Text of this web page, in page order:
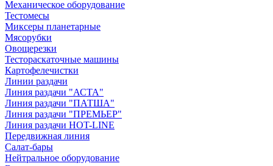
Механическое оборудование
Тестомесы
Миксеры планетарные
Мясорубки
Овощерезки
Тестораскаточные машины
Картофелечистки
Линии раздачи
Линия раздачи "АСТА"
Линия раздачи "ПАТША"
Линия раздачи "ПРЕМЬЕР"
Линия раздачи HOT-LINE
Передвижная линия
Салат-бары
Нейтральное оборудование